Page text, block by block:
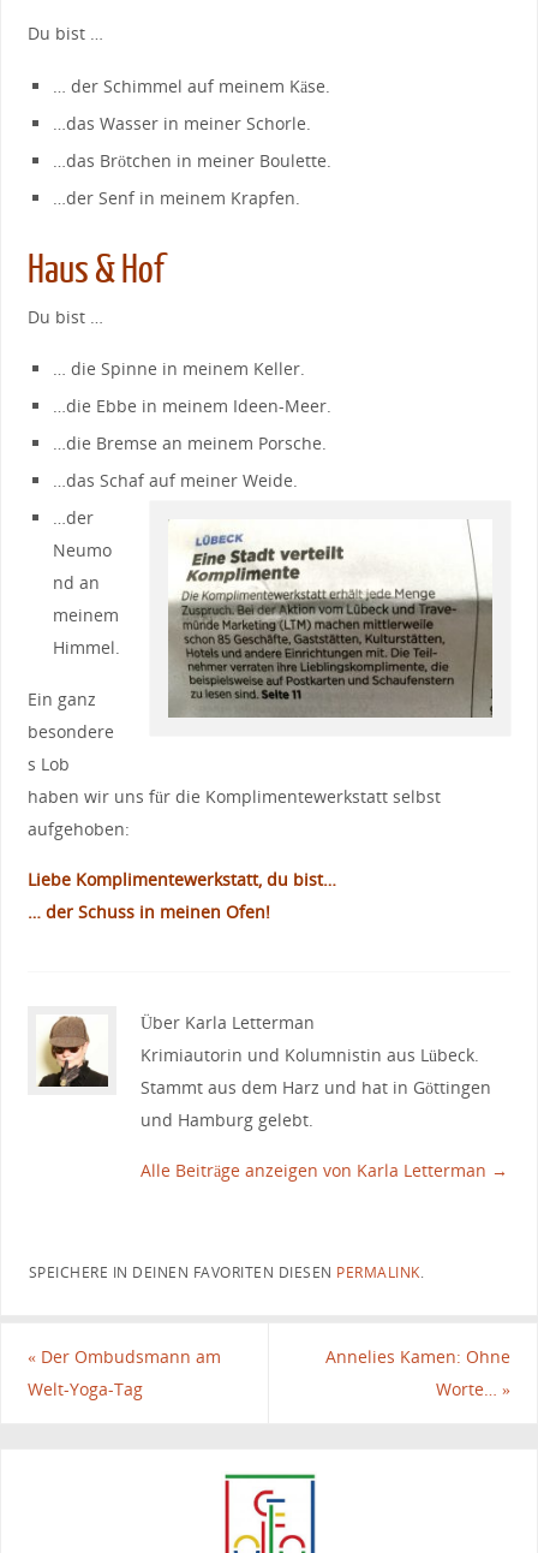
Du bist …
… der Schimmel auf meinem Käse.
…das Wasser in meiner Schorle.
…das Brötchen in meiner Boulette.
…der Senf in meinem Krapfen.
Haus & Hof
Du bist …
… die Spinne in meinem Keller.
…die Ebbe in meinem Ideen-Meer.
…die Bremse an meinem Porsche.
…das Schaf auf meiner Weide.
…der
Neumo
nd an
meinem
Himmel.
Ein ganz
besondere
s Lob
haben wir uns für die Komplimentewerkstatt selbst
aufgehoben:
Liebe Komplimentewerkstatt, du bist…
… der Schuss in meinen Ofen!
Über Karla Letterman
Krimiautorin und Kolumnistin aus Lübeck.
Stammt aus dem Harz und hat in Göttingen
und Hamburg gelebt.
Alle Beiträge anzeigen von Karla Letterman →
SPEICHERE IN DEINEN FAVORITEN DIESEN PERMALINK.
«Der Ombudsmann am
Welt-Yoga-Tag
Annelies Kamen: Ohne
Worte…»